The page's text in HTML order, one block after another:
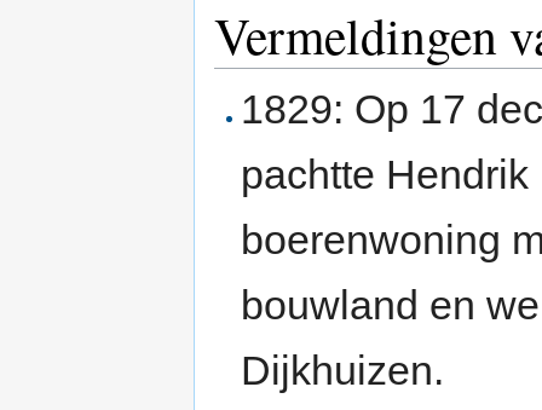
Vermeldingen
1829: Op 17
pachtte
boerenwoning
bouwland en
Dijkhuizen.